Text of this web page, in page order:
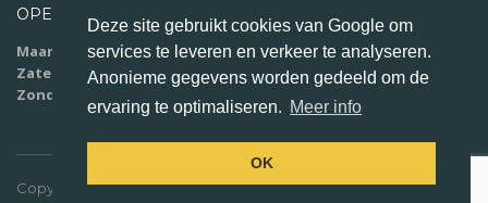
OPENINGSUREN
Maandag - vrijdag: 9u00 - 18u00
Zaterdag:10u00 - 16u00
Zondag:
Copyright ©2023 A-Autos BVBA
Deze site gebruikt cookies van Google om
services te leveren en verkeer te analyseren.
Anonieme gegevens worden gedeeld om de
ervaring te optimaliseren. Meer info
OK